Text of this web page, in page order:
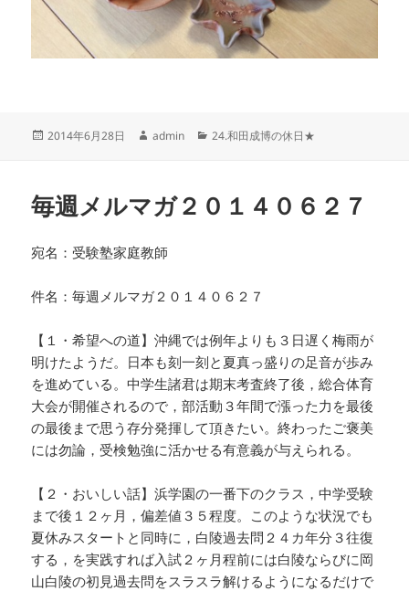
投
2014年6月28日
作
admin
カ
ー
24.和田成博の休日★
毎週メルマガ２０１４０６２７
宛名：受験塾家庭教師
件名：毎週メルマガ２０１４０６２７
【１・希望への道】沖縄では例年よりも３日遅く梅雨が
明けたようだ。日本も刻一刻と夏真っ盛りの足音が歩み
を進めている。中学生諸君は期末考査終了後，総合体育
大会が開催されるので，部活動３年間で漲った力を最後
の最後まで思う存分発揮して頂きたい。終わったご褒美
には勿論，受検勉強に活かせる有意義が与えられる。
【２・おいしい話】浜学園の一番下のクラス，中学受験
まで後１２ヶ月，偏差値３５程度。このような状況でも
夏休みスタートと同時に，白陵過去問２４カ年分３往復
する，を実践すれば入試２ヶ月程前には白陵ならびに岡
山白陵の初見過去問をスラスラ解けるようになるだけで